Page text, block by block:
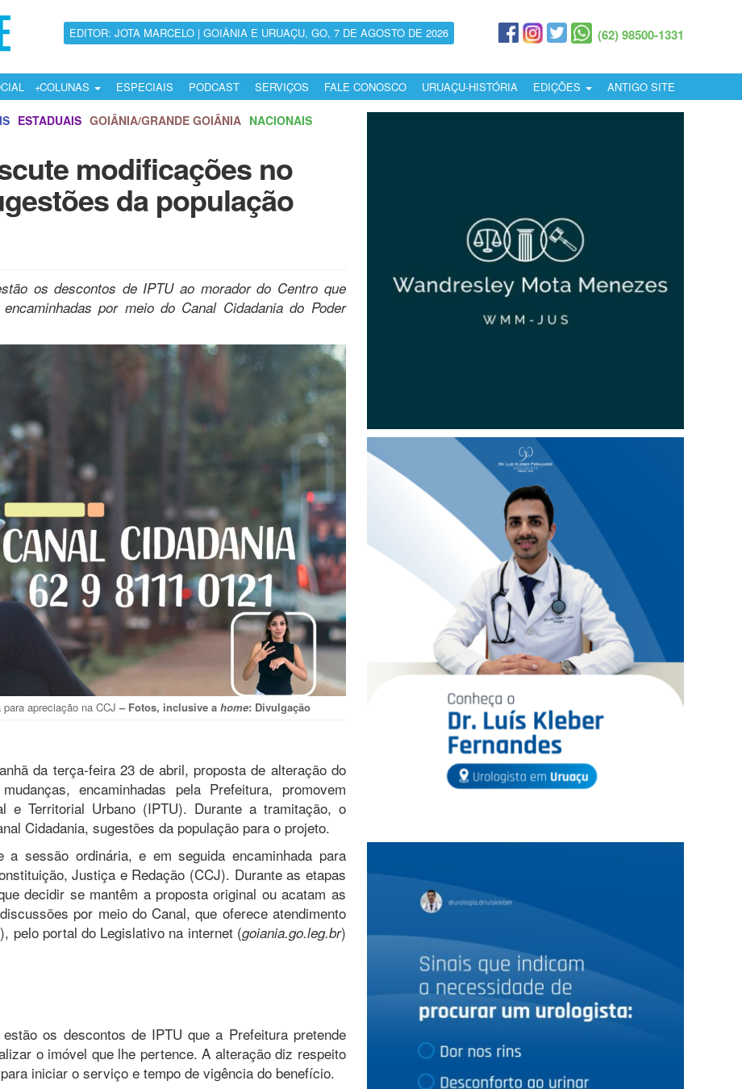
EDITOR: JOTA MARCELO | GOIÂNIA E URUAÇU, GO, 7 DE AGOSTO DE 2026 (62) 98500-1331
COLUNAS ESPECIAIS PODCAST SERVIÇOS FALE CONOSCO URUAÇU-HISTÓRIA EDIÇÕES ANTIGO SITE
ESTADUAIS GOIÂNIA/GRANDE GOIÂNIA NACIONAIS
modificações no
da população
os descontos de IPTU ao morador do Centro que
por meio do Canal Cidadania do Poder
apreciação na CCJ – Fotos, inclusive a home: Divulgação
da terça-feira 23 de abril, proposta de alteração do
encaminhadas pela Prefeitura, promovem
e Territorial Urbano (IPTU). Durante a tramitação, o
Cidadania, sugestões da população para o projeto.
sessão ordinária, e em seguida encaminhada para
Justiça e Redação (CCJ). Durante as etapas
decidir se mantêm a proposta original ou acatam as
por meio do Canal, que oferece atendimento
pelo portal do Legislativo na internet (goiania.go.leg.br)
os descontos de IPTU que a Prefeitura pretende
o imóvel que lhe pertence. A alteração diz respeito
iniciar o serviço e tempo de vigência do benefício.